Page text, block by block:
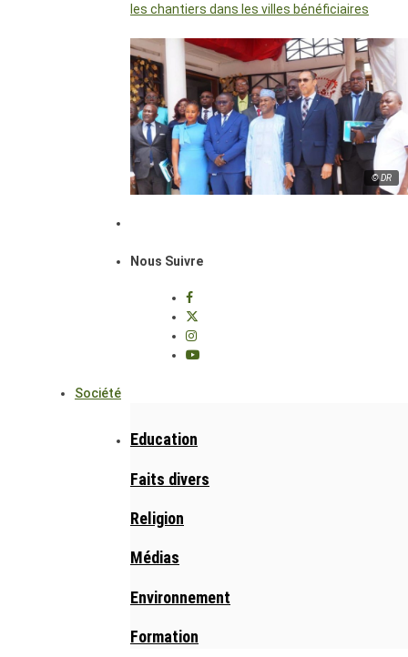
les chantiers dans les villes bénéficiaires
© DR
Nous Suivre
Société
Education
Faits divers
Religion
Médias
Environnement
Formation